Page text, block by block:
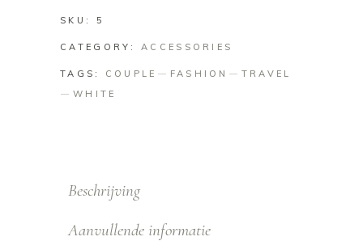
SKU: 5
CATEGORY:ACCESSORIES
TAGS: COUPLE FASHION
TRAVEL
WHITE
Beschrijving
Aanvullende informatie